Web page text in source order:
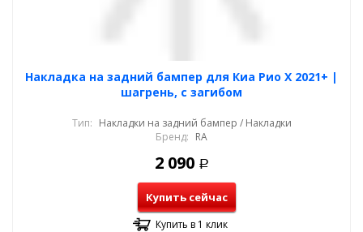
Накладка на задний бампер для Киа Рио Х 2021+ |
шагрень, с загибом
Тип: Накладки на задний бампер / Накладки
Бренд: RA
2 090 Р
Купить сейчас
Купить в 1 клик